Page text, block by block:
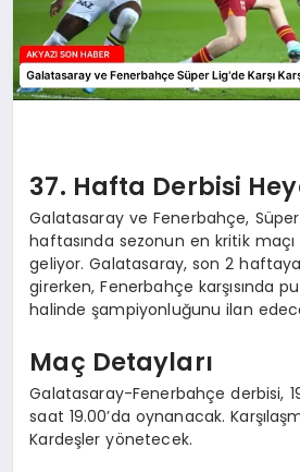
37. Hafta Derbisi
Galatasaray ve Fenerbahçe, Süper
haftasında sezonun en kritik maçı
geliyor. Galatasaray, son 2
girerken, Fenerbahçe karşısında
halinde şampiyonluğunu ilan
Maç Detayları
Galatasaray-Fenerbahçe derbisi,
saat 19.00’da oynanacak.
Kardeşler yönetecek.